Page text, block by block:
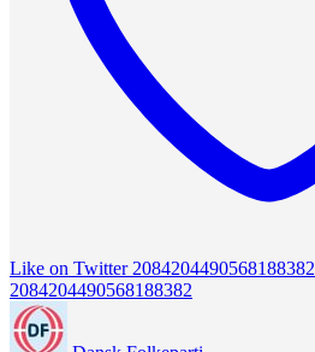
Like on Twitter 2084204490568188382
2084204490568188382